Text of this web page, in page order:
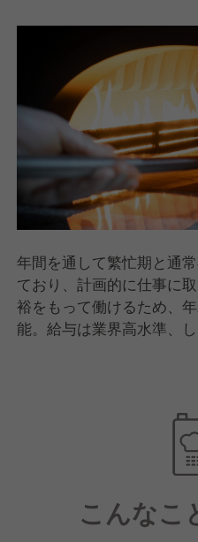
繁忙期には1日300名以上
あり、自然とスピード感
が身につきます。同時に
挑戦でき、仕入れる食材
イデアを形にすることが
年間を通して繁忙期と通
ており、計画的に仕事に
裕をもって働けるため、
能。給与は業界高水準、
ァの技術を極めながら、
心を学び、北海道から食
こんなこ